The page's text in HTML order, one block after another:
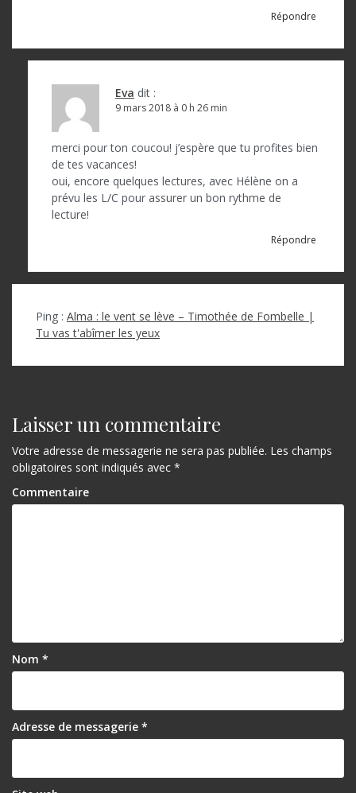
Répondre
Eva dit :
9 mars 2018 à 0 h 26 min
merci pour ton coucou! j’espère que tu profites bien
de tes vacances!
oui, encore quelques lectures, avec Hélène on a
prévu les L/C pour assurer un bon rythme de
lecture!
Répondre
Ping : Alma : le vent se lève – Timothée de Fombelle |
Tu vas t'abîmer les yeux
Laisser un commentaire
Votre adresse de messagerie ne sera pas publiée. Les champs
obligatoires sont indiqués avec *
Commentaire
Nom *
Adresse de messagerie *